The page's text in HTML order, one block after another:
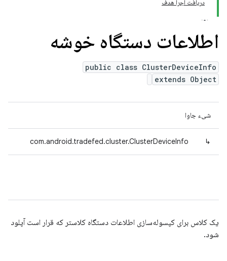
دریافت اجرا هدف
اطلاعات دستگاه خوشه
public class ClusterDeviceInfo
extends Object
شیء جاوا
↳
com.android.tradefed.cluster.ClusterDeviceInfo
یک کلاس برای کپسوله‌سازی اطلاعات دستگاه کلاستر که قرار است آپلود
شود.